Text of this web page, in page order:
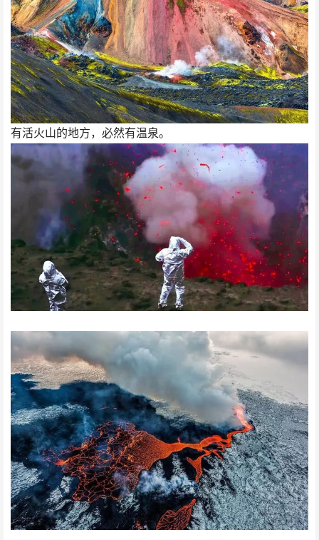
有活火山的地方，必然有温泉。